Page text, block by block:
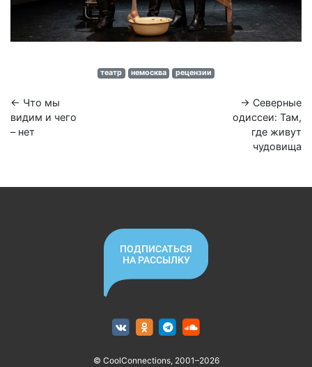
театр немосква рецензии
← Что мы
видим и чего
– нет
→ Северные
одиссеи: Там,
где живут
чудовища
ПОДПИСАТЬСЯ
НА РАССЫЛКУ
© CoolConnections, 2001–2026